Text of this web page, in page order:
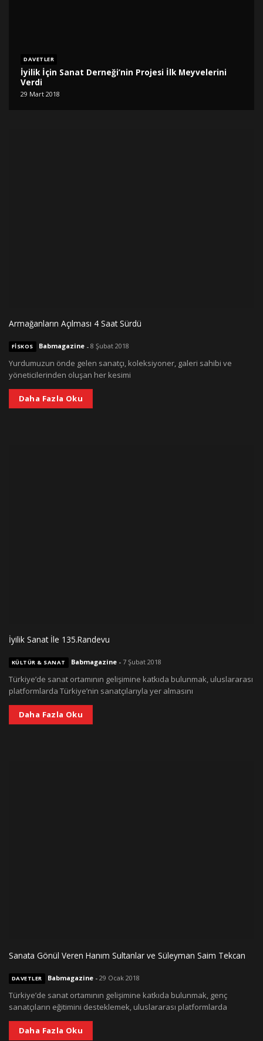
DAVETLER
İyilik İçin Sanat Derneği’nin Projesi İlk Meyvelerini
Verdi
29 Mart 2018
Armağanların Açılması 4 Saat Sürdü
FISKOS Babmagazine- 8 Şubat 2018
Yurdumuzun önde gelen sanatçı, koleksiyoner, galeri sahibi ve
yöneticilerinden oluşan her kesimi
Daha Fazla Oku
İyilik Sanat İle 135.Randevu
KÜLTÜR & SANAT Babmagazine- 7 Şubat 2018
Türkiye’de sanat ortamının gelişimine katkıda bulunmak, uluslararası
platformlarda Türkiye’nin sanatçılarıyla yer almasını
Daha Fazla Oku
Sanata Gönül Veren Hanım Sultanlar ve Süleyman Saim Tekcan
DAVETLER Babmagazine- 29 Ocak 2018
Türkiye’de sanat ortamının gelişimine katkıda bulunmak, genç
sanatçıların eğitimini desteklemek, uluslararası platformlarda
Daha Fazla Oku